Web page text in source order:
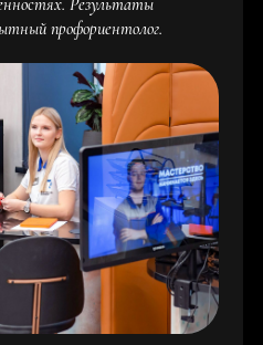
Результаты
профориентолог.